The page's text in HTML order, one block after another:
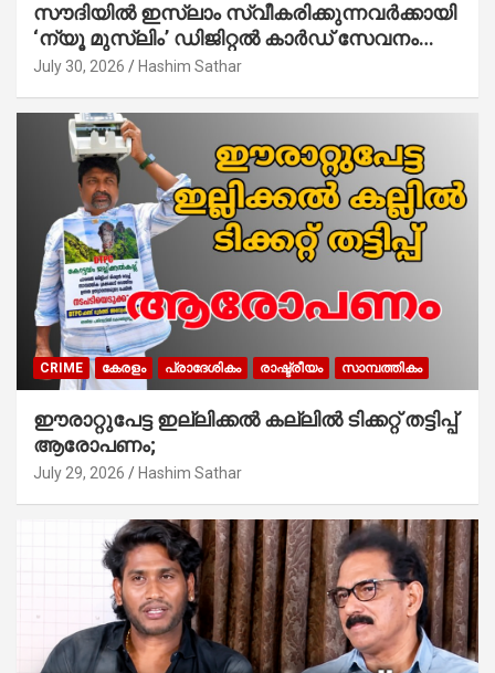
സൗദിയില്‍ ഇസ്‌ലാം സ്വീകരിക്കുന്നവര്‍ക്കായി
‘ന്യൂ മുസ്ലിം’ ഡിജിറ്റല്‍ കാര്‍ഡ് സേവനം
ആരംഭിച്ചു
July 30, 2026 Hashim Sathar
CRIME കേരളം പ്രാദേശികം രാഷ്ട്രീയം സാമ്പത്തികം
ഈരാറ്റുപേട്ട ഇല്ലിക്കൽ കല്ലിൽ ടിക്കറ്റ് തട്ടിപ്പ്
ആരോപണം;
July 29, 2026 Hashim Sathar